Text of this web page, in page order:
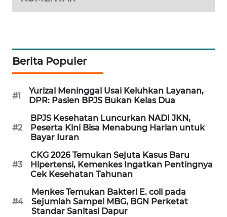
Berita Populer
#1
Yurizal Meninggal Usai Keluhkan Layanan,
DPR: Pasien BPJS Bukan Kelas Dua
#2
BPJS Kesehatan Luncurkan NADI JKN,
Peserta Kini Bisa Menabung Harian untuk
Bayar Iuran
#3
CKG 2026 Temukan Sejuta Kasus Baru
Hipertensi, Kemenkes Ingatkan Pentingnya
Cek Kesehatan Tahunan
#4
Menkes Temukan Bakteri E. coli pada
Sejumlah Sampel MBG, BGN Perketat
Standar Sanitasi Dapur
WISATA
WAHANA
Wahana
Network
LISTRIK
MASYARAKAT
KELISTRIKAN
WALINKI
ID